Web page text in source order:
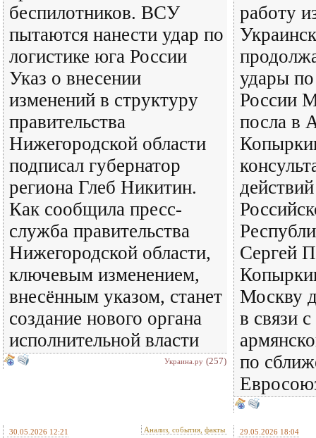
беспилотников. ВСУ
пытаются нанести удар по
логистике юга России
Указ о внесении
изменений в структуру
правительства
Нижегородской области
подписал губернатор
региона Глеб Никитин.
Как сообщила пресс-
служба правительства
Нижегородской области,
ключевым изменением,
внесённым указом, станет
создание нового органа
исполнительной власти
Украина.ру (257)
работу
удары
России
посла в
Сергей
Москву
в связи
по
30.05.2026 12:21 Анализ, события, факты 29.05.2026 18:04